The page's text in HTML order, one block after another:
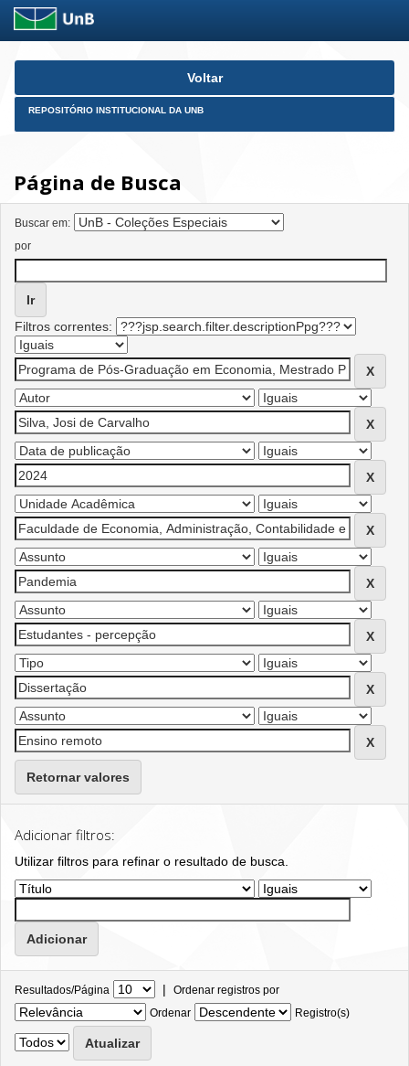
Skip
Voltar
REPOSITÓRIO INSTITUCIONAL DA UNB
Página de Busca
Buscar em:
por
Filtros correntes:
Retornar valores
Adicionar filtros:
Utilizar filtros para refinar o resultado de busca.
Resultados/Página | Ordenar registros por
Ordenar
Registro(s)